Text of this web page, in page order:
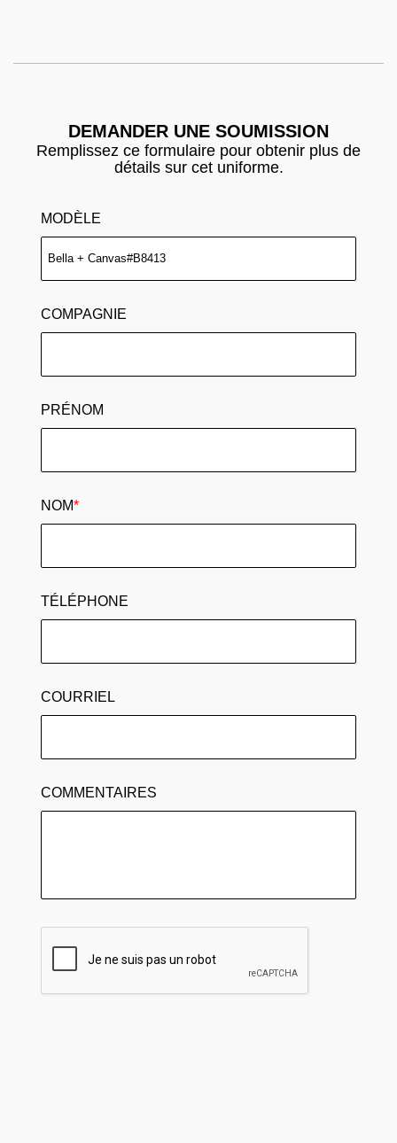
DEMANDER UNE SOUMISSION
Remplissez ce formulaire pour obtenir plus de
détails sur cet uniforme.
MODÈLE
COMPAGNIE
PRÉNOM
NOM*
TÉLÉPHONE
COURRIEL
COMMENTAIRES